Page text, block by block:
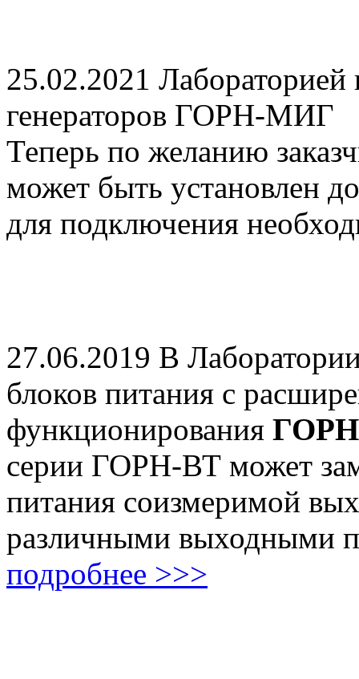
25.02.2021 Лабораторией
генераторов ГОРН-МИГ
Теперь по желанию
может быть установлен
для подключения
27.06.2019 В
блоков питания с
функционирования
серии ГОРН-ВТ может
питания соизмеримой
различными выходными
подробнее >>>